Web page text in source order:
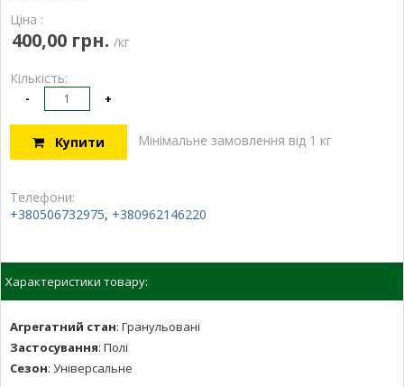
Ціна :
400,00 грн. /кг
Кількість:
- +
Купити Мінімальне замовлення від 1 кг
Телефони:
+380506732975, +380962146220
Характеристики товару:
Агрегатний стан: Гранульовані
Застосування: Полі
Сезон: Універсальне